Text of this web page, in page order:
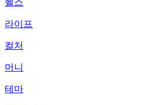
헬스
라이프
컬처
머니
테마